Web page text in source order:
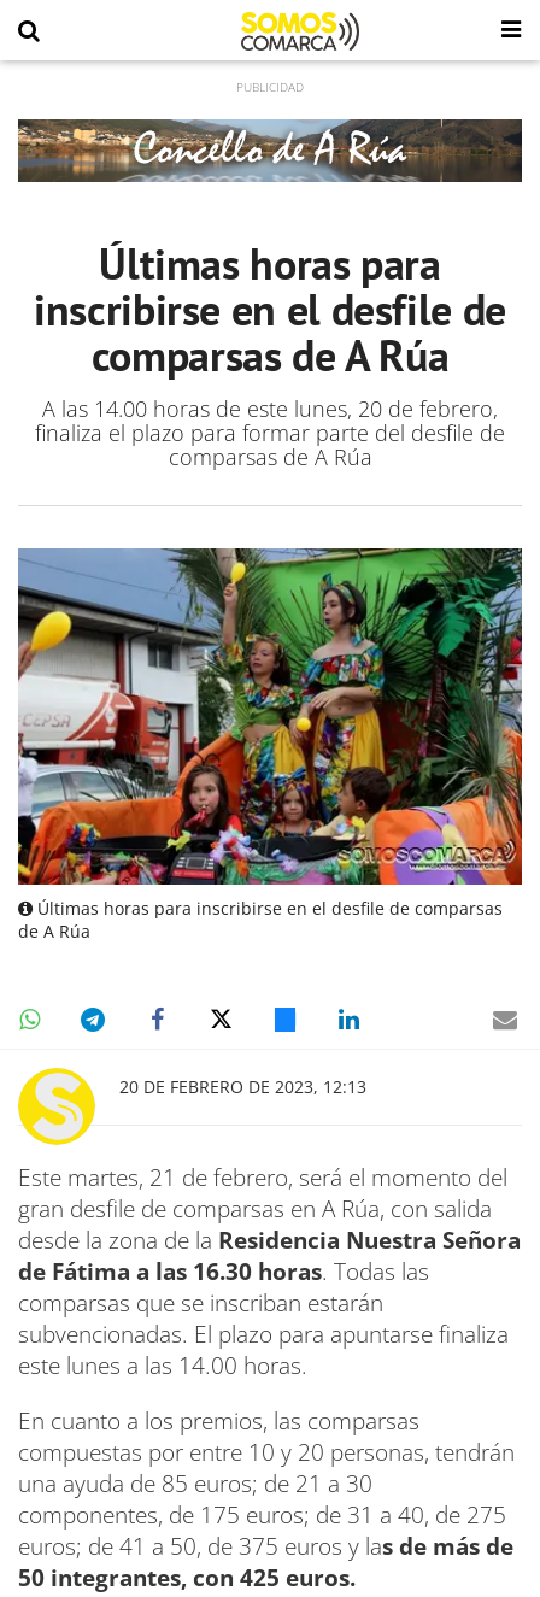
Últimas horas para
inscribirse en el desfile de
comparsas de A Rúa
A las 14.00 horas de este lunes, 20 de febrero,
finaliza el plazo para formar parte del desfile de
comparsas de A Rúa
Últimas horas para inscribirse en el desfile de comparsas
de A Rúa
20 DE FEBRERO DE 2023, 12:13
Este martes, 21 de febrero, será el momento del
gran desfile de comparsas en A Rúa, con salida
desde la zona de la Residencia Nuestra Señora
de Fátima a las 16.30 horas. Todas las
comparsas que se inscriban estarán
subvencionadas. El plazo para apuntarse finaliza
este lunes a las 14.00 horas.
En cuanto a los premios, las comparsas
compuestas por entre 10 y 20 personas, tendrán
una ayuda de 85 euros; de 21 a 30
componentes, de 175 euros; de 31 a 40, de 275
euros; de 41 a 50, de 375 euros y las de más de
50 integrantes, con 425 euros.